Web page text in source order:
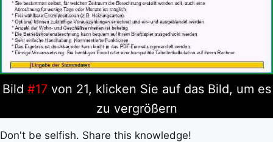
Bild #17von 21, klicken Sie auf das Bild, um es
zu vergrößern
Don't be selfish. Share this knowledge!